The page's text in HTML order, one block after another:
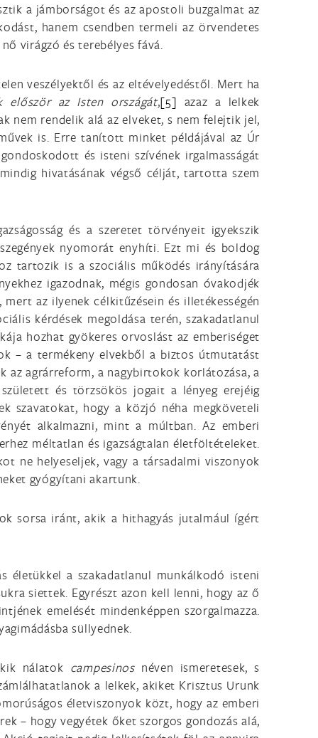
a jámborságot és az apostoli buzgalmat az
hanem csendben termeli az örvendetes
virágzó és terebélyes fává.
veszélyektől és az eltévelyedéstől. Mert ha
először az Isten országát,[5] azaz a lelkek
nem rendelik alá az elveket, s nem felejtik jel,
is. Erre tanított minket példájával az Úr
és isteni szívének irgalmasságát
hivatásának végső célját, tartotta szem
és a szeretet törvényeit igyekszik
nyomorát enyhíti. Ezt mi és boldog
tartozik is a szociális működés irányítására
igazodnak, mégis gondosan óvakodjék
az ilyenek célkitűzésein és illetékességén
kérdések megoldása terén, szakadatlanul
hozhat gyökeres orvoslást az emberiséget
– a termékeny elvekből a biztos útmutatást
az agrárreform, a nagybirtokok korlátozása, a
és törzsökös jogait a lényeg erejéig
szavatokat, hogy a közjó néha megköveteli
alkalmazni, mint a múltban. Az emberi
méltatlan és igazságtalan életföltételeket.
ne helyeseljek, vagy a társadalmi viszonyok
gyógyítani akartunk.
sorsa iránt, akik a hithagyás jutalmául ígért
a szakadatlanul munkálkodó isteni
siettek. Egyrészt azon kell lenni, hogy az ő
emelését mindenképpen szorgalmazza.
süllyednek.
nálatok campesinosnéven ismeretesek, s
a lelkek, akiket Krisztus Urunk
életviszonyok közt, hogy az emberi
– hogy vegyétek őket szorgos gondozás alá,